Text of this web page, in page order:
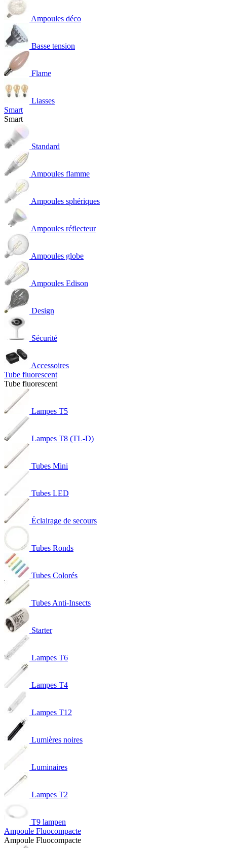
Ampoules déco
Basse tension
Flame
Liasses
Smart
Smart
Standard
Ampoules flamme
Ampoules sphériques
Ampoules réflecteur
Ampoules globe
Ampoules Edison
Design
Sécurité
Accessoires
Tube fluorescent
Tube fluorescent
Lampes T5
Lampes T8 (TL-D)
Tubes Mini
Tubes LED
Éclairage de secours
Tubes Ronds
Tubes Colorés
Tubes Anti-Insects
Starter
Lampes T6
Lampes T4
Lampes T12
Lumières noires
Luminaires
Lampes T2
T9 lampen
Ampoule Fluocompacte
Ampoule Fluocompacte